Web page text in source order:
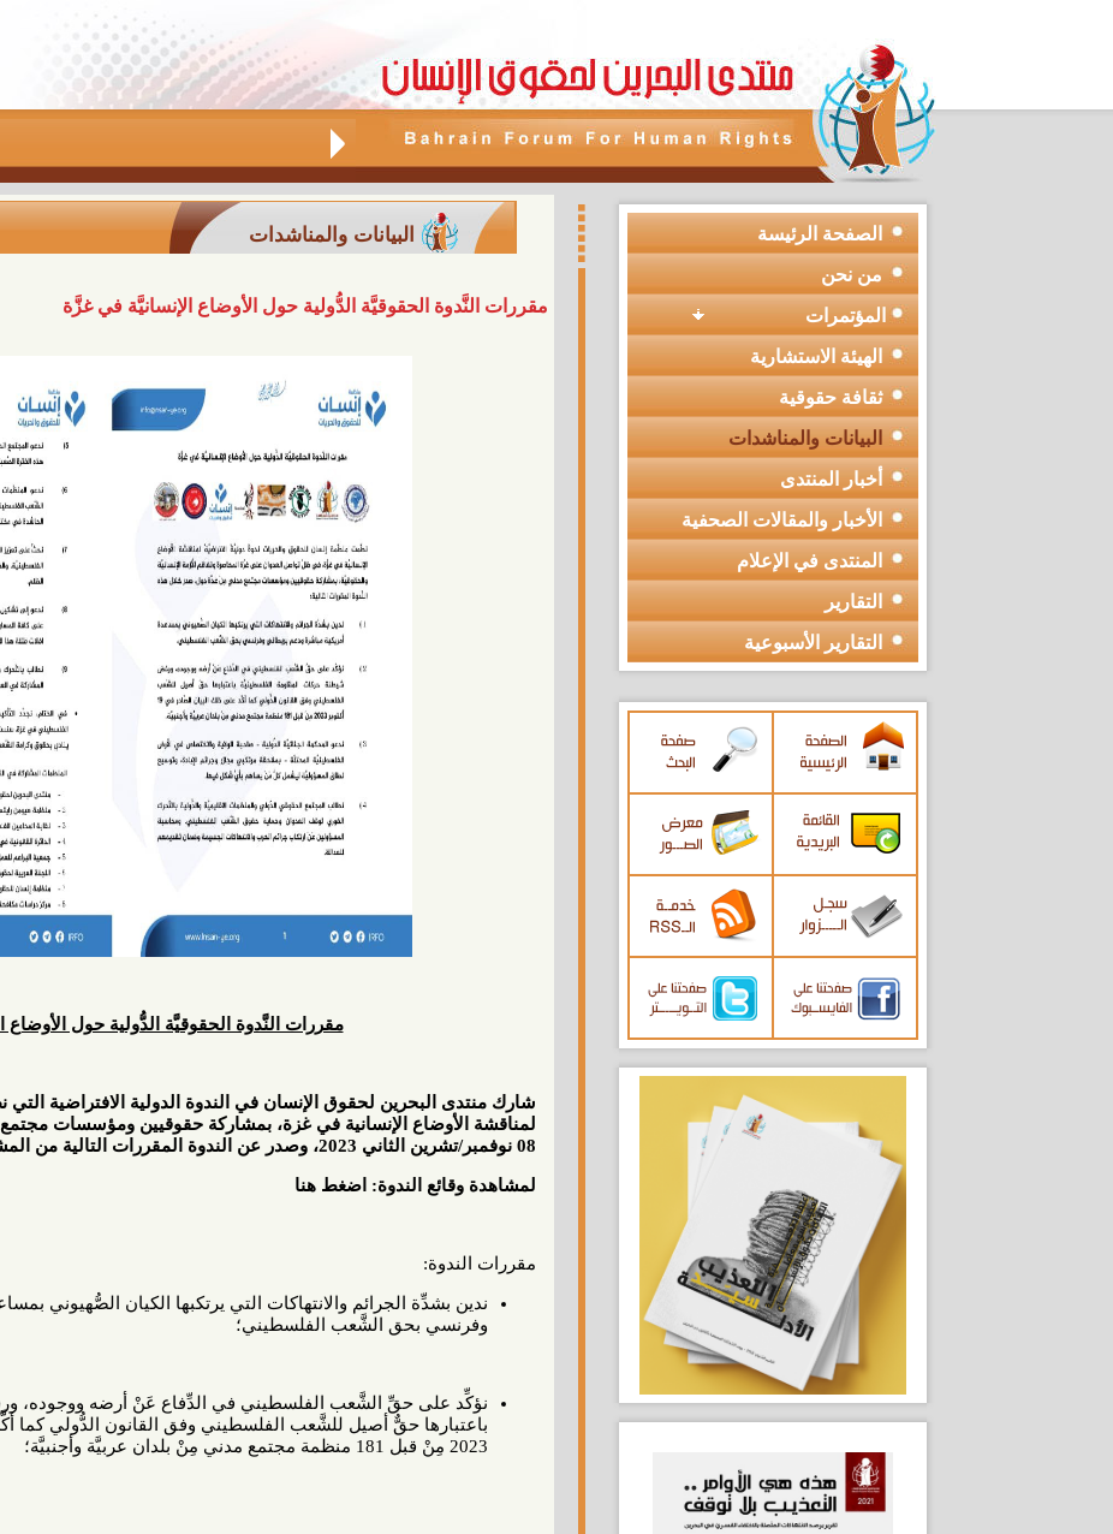
البيانات والمناشدات
مقررات النَّدوة الحقوقيَّة الدُّولية حول الأوضاع الإنسانيَّة في غزَّة
مقررات النَّدوة الحقوقيَّة الدُّولية حول الأوضاع
شارك منتدى البحرين لحقوق الإنسان في الندوة الدولية الافتراضية
لمناقشة الأوضاع الإنسانية في غزة، بمشاركة حقوقيين ومؤسسات
08 نوفمبر/تشرين الثاني 2023، وصدر عن الندوة المقررات التالية من المشاركين:
لمشاهدة وقائع الندوة: اضغط هنا
مقررات الندوة:
ندين بشدِّة الجرائم والانتهاكات التي يرتكبها الكيان الصُّهيوني
وفرنسي بحق الشَّعب الفلسطيني؛
نؤكِّد على حقِّ الشَّعب الفلسطيني في الدِّفاع عَنْ أرضه ووجوده،
باعتبارها حقٌّ أصيل للشَّعب الفلسطيني وفق القانون الدُّولي
2023 مِنْ قبل 181 منظمة مجتمع مدني مِنْ بلدان عربيَّة وأجنبيَّة؛
الصفحة الرئيسة
من نحن
المؤتمرات
الهيئة الاستشارية
ثقافة حقوقية
البيانات والمناشدات
أخبار المنتدى
الأخبار والمقالات الصحفية
المنتدى في الإعلام
التقارير
التقارير الأسبوعية